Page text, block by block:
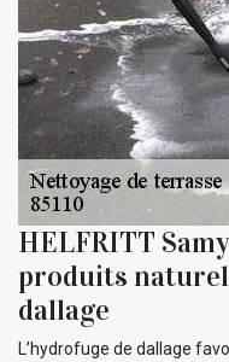
HELFRITT
produits
dallage
L’hydrofuge de dallage